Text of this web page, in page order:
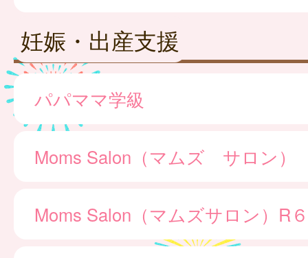
妊娠・出産支援
パパママ学級
Moms Salon（マムズ サロン）
Moms Salon（マムズサロン）R